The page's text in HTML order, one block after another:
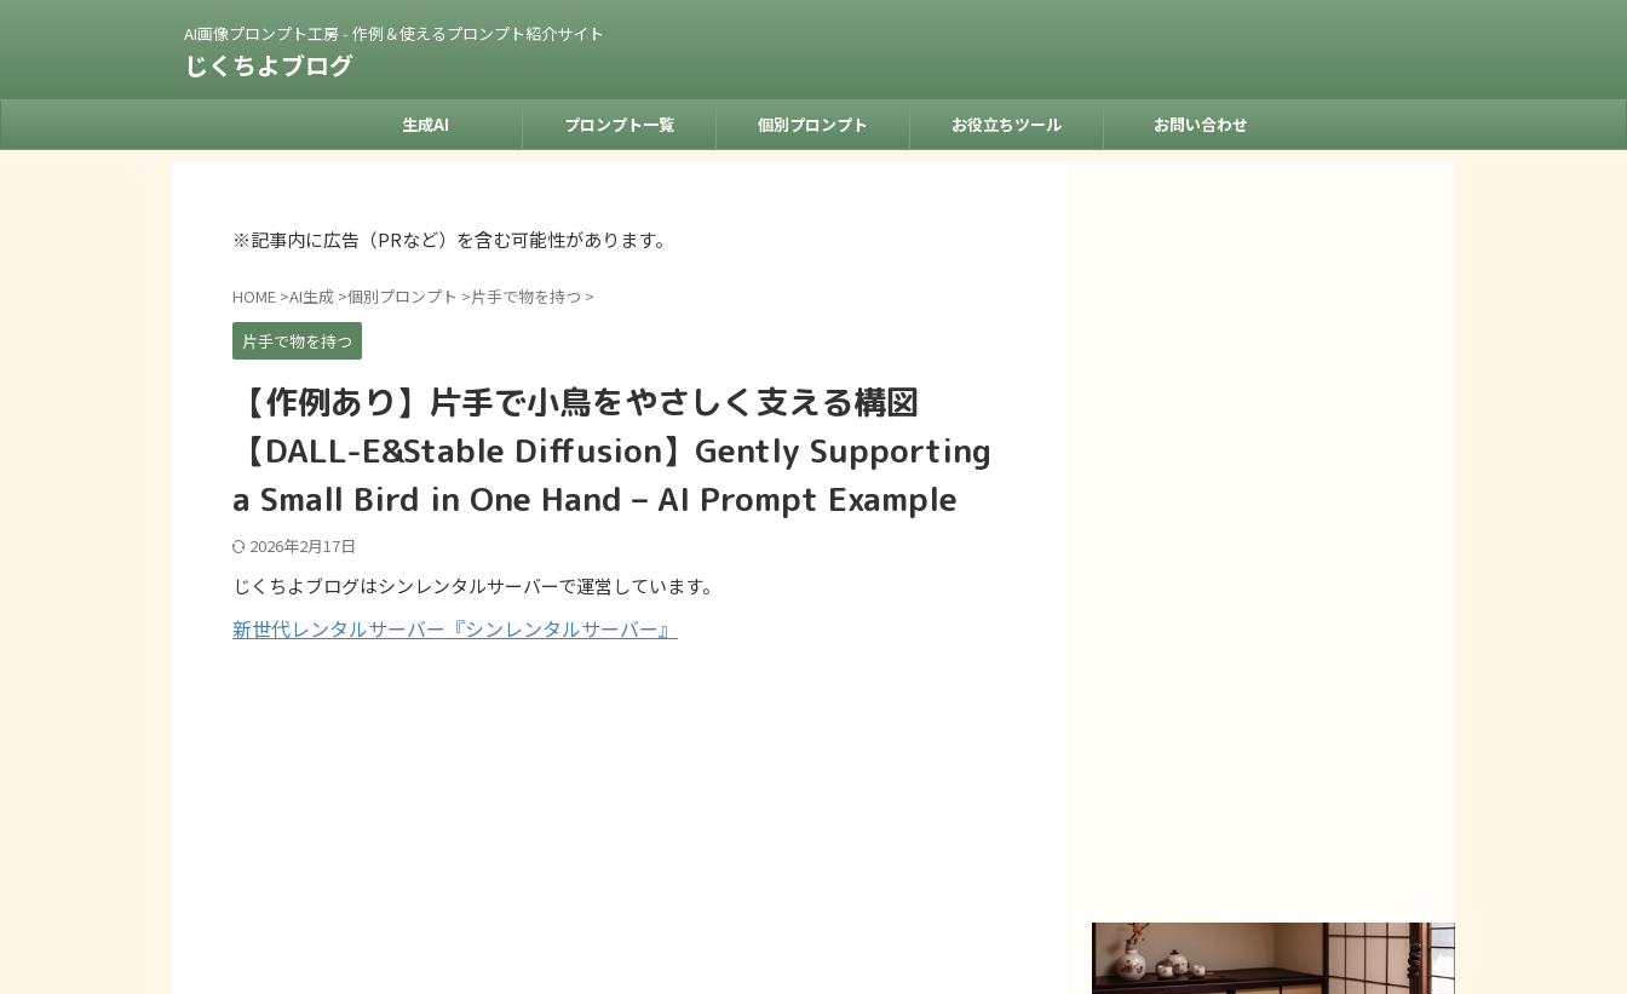
AI画像プロンプト工房 - 作例＆使えるプロンプト紹介サイト
じくちよブログ
生成AI プロンプト一覧 個別プロンプト お役立ちツール お問い合わせ
※記事内に広告（PRなど）を含む可能性があります。
HOME >AI生成 >個別プロンプト >片手で物を持つ >
片手で物を持つ
【作例あり】片手で小鳥をやさしく支える構図
【DALL-E&Stable Diffusion】Gently Supporting
a Small Bird in One Hand – AI Prompt Example
2026年2月17日
じくちよブログはシンレンタルサーバーで運営しています。
新世代レンタルサーバー『シンレンタルサーバー』